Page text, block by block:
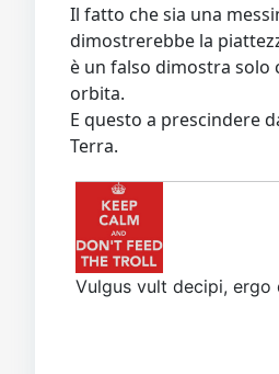
Il fatto che sia una
dimostrerebbe la
è un falso dimostra solo
orbita.
E questo a prescindere
Terra.
Vulgus vult decipi, ergo